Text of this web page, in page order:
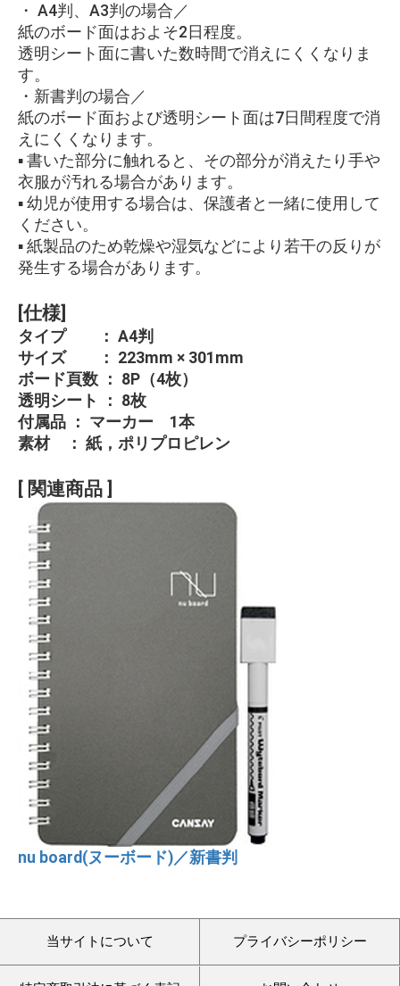
・ A4判、A3判の場合／
紙のボード面はおよそ2日程度。
透明シート面に書いた数時間で消えにくくなりま
す。
・新書判の場合／
紙のボード面および透明シート面は7日間程度で消
えにくくなります。
▪ 書いた部分に触れると、その部分が消えたり手や
衣服が汚れる場合があります。
▪ 幼児が使用する場合は、保護者と一緒に使用して
ください。
▪ 紙製品のため乾燥や湿気などにより若干の反りが
発生する場合があります。
[仕様]
タイプ ： A4判
サイズ ： 223mm × 301mm
ボード頁数 ： 8P（4枚）
透明シート ： 8枚
付属品 ： マーカー 1本
素材 ： 紙，ポリプロピレン
[ 関連商品 ]
nu board(ヌーボード)／新書判
当サイトについて プライバシーポリシー